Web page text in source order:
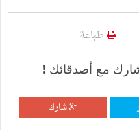
طباعة
مع أصدقائك !
شارك